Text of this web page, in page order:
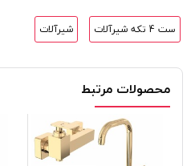
ست 4 تکه شیرآلات شیرآلات
محصولات مرتبط